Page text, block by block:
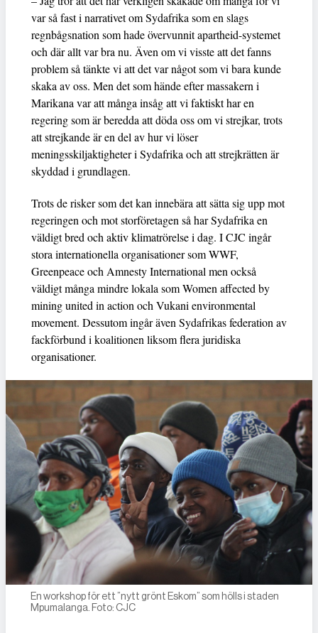
var så fast i narrativet om Sydafrika som en slags
regnbågsnation som hade övervunnit apartheid-systemet
och där allt var bra nu. Även om vi visste att det fanns
problem så tänkte vi att det var något som vi bara kunde
skaka av oss. Men det som hände efter massakern i
Marikana var att många insåg att vi faktiskt har en
regering som är beredda att döda oss om vi strejkar, trots
att strejkande är en del av hur vi löser
meningsskiljaktigheter i Sydafrika och att strejkrätten är
skyddad i grundlagen.
Trots de risker som det kan innebära att sätta sig upp mot
regeringen och mot storföretagen så har Sydafrika en
väldigt bred och aktiv klimatrörelse i dag. I CJC ingår
stora internationella organisationer som WWF,
Greenpeace och Amnesty International men också
väldigt många mindre lokala som Women affected by
mining united in action och Vukani environmental
movement. Dessutom ingår även Sydafrikas federation av
fackförbund i koalitionen liksom flera juridiska
organisationer.
En workshop för ett ”nytt grönt Eskom” som hölls i staden
Mpumalanga. Foto: CJC